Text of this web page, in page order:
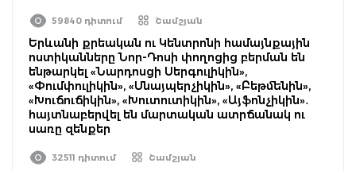
59840 դիտում Շամշյան
Երևանի քրեական ու Կենտրոնի համայնքային
ոստիկանները Նոր-Դոսի փողոցից բերման են
ենթարկել «Նարդոսցի Սերգուլիկին»,
«Փումփուլիկին», «Սնայպերչիկին», «Բեթմենին»,
«Խուճուճիկին», «Խուտուտիկին», «Այֆոնչիկին»․
հայտնաբերվել են մարտական ատրճանակ ու
սառը զենքեր
32511 դիտում Շամշյան